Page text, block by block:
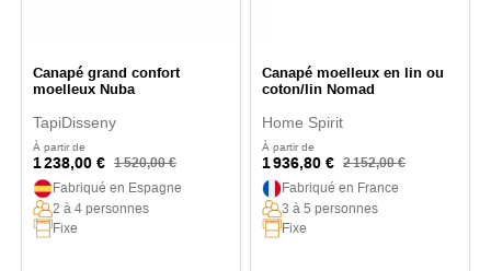
Canapé grand confort
moelleux Nuba
TapiDisseny
À partir de
1 238,00 € 1 520,00 €
Fabriqué en Espagne
2 à 4 personnes
Fixe
Canapé moelleux en lin ou
coton/lin Nomad
Home Spirit
À partir de
1 936,80 € 2 152,00 €
Fabriqué en France
3 à 5 personnes
Fixe